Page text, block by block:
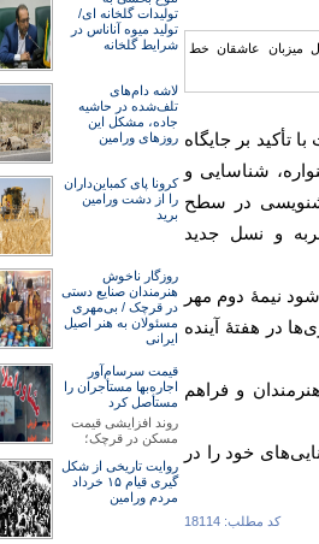
تأکید بر جایگاه
شناسایی و
در سطح
و نسل جدید
نیمۀ دوم مهر
در هفتۀ آینده
و فراهم
خود را در
کد مطلب: 18114
تولیدات گلخانه ای/
تولید میوه آناناس در
شرایط گلخانه
لاشه دام‌های
تلف‌شده در حاشیه
جاده، مشکل این
روزهای ورامین
کرونا پای کمباین‌داران
را از دشت ورامین
برید
روزگار ناخوش
هنرمند‌‌‌ان صنایع دستی
در قرچک / ‌بی‌مهری
مسئولان‌ به هنر اصیل
ایرانی
قیمت سرسام‌آور
اجاره‌بها مستأجران را
مستأصل کرد
روند افزایشی قیمت
مسکن در قرچک؛
روایت تاریخی از شکل
گیری قیام ۱۵ خرداد
مردم ورامین